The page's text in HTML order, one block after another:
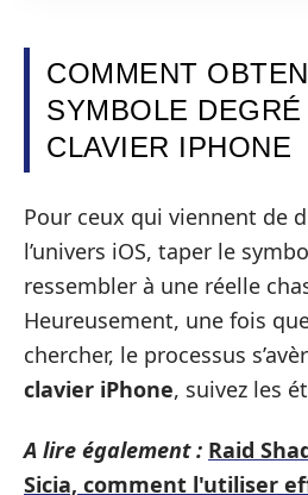
COMMENT
SYMBOLE
CLAVIER IPHONE
Pour ceux qui viennent de
l’univers iOS, taper le
ressembler à une réelle
Heureusement, une fois
chercher, le processus
clavier iPhone, suivez les
A lire également : Raid
Sicia, comment l'utiliser